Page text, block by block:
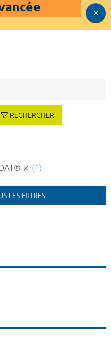
RECHERCHER
(1)
LES FILTRES